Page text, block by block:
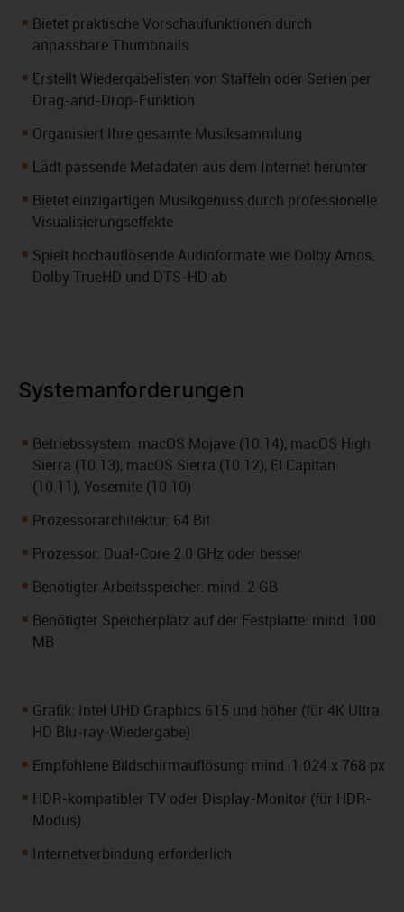
Bietet praktische Vorschaufunktionen durch
anpassbare Thumbnails
Erstellt Wiedergabelisten von Staffeln oder Serien per
Drag-and-Drop-Funktion
Organisiert Ihre gesamte Musiksammlung
Lädt passende Metadaten aus dem Internet herunter
Bietet einzigartigen Musikgenuss durch professionelle
Visualisierungseffekte
Spielt hochauflösende Audioformate wie Dolby Amos,
Dolby TrueHD und DTS-HD ab
Systemanforderungen
Betriebssystem: macOS Mojave (10.14), macOS High
Sierra (10.13), macOS Sierra (10.12), El Capitan
(10.11), Yosemite (10.10)
Prozessorarchitektur: 64 Bit
Prozessor: Dual-Core 2.0 GHz oder besser
Benötigter Arbeitsspeicher: mind. 2 GB
Benötigter Speicherplatz auf der Festplatte: mind. 100
MB
Grafik: Intel UHD Graphics 615 und höher (für 4K Ultra
HD Blu-ray-Wiedergabe)
Empfohlene Bildschirmauflösung: mind. 1.024 x 768 px
HDR-kompatibler TV oder Display-Monitor (für HDR-
Modus)
Internetverbindung erforderlich